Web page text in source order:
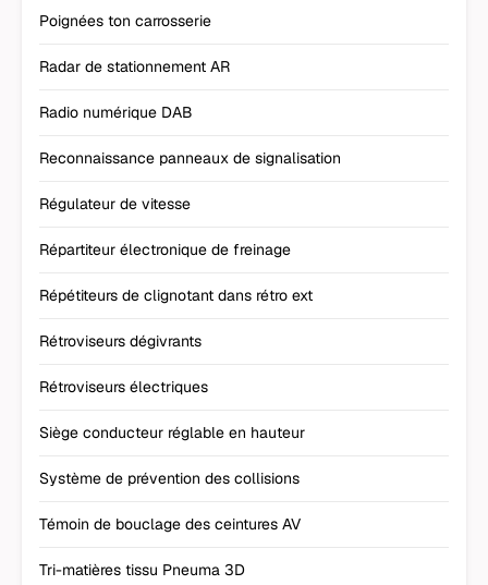
Poignées ton carrosserie
Radar de stationnement AR
Radio numérique DAB
Reconnaissance panneaux de signalisation
Régulateur de vitesse
Répartiteur électronique de freinage
Répétiteurs de clignotant dans rétro ext
Rétroviseurs dégivrants
Rétroviseurs électriques
Siège conducteur réglable en hauteur
Système de prévention des collisions
Témoin de bouclage des ceintures AV
Tri-matières tissu Pneuma 3D